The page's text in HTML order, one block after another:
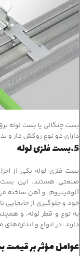
بست چنگالی یا بست لوله
دارای دو نوع روکش دار و
5.بست‌ فلزی لوله
بست‌ فلزی لوله یکی از
صنعتی هستند. این
آلومینیوم، و آهن ساخته
خود و جلوگیری از جابجایی
به نوع و قطر لوله، و
دارند، در انواع و
عوامل مؤثر بر قیمت